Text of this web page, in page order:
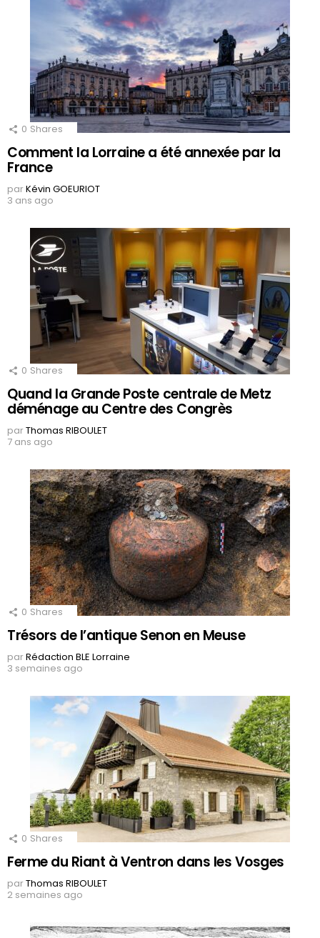
0 Shares
Comment la Lorraine a été annexée par la
France
parKévin GOEURIOT
3 ans ago
0 Shares
Quand la Grande Poste centrale de Metz
déménage au Centre des Congrès
parThomas RIBOULET
7 ans ago
0 Shares
Trésors de l’antique Senon en Meuse
parRédaction BLE Lorraine
3 semaines ago
0 Shares
Ferme du Riant à Ventron dans les Vosges
parThomas RIBOULET
2 semaines ago